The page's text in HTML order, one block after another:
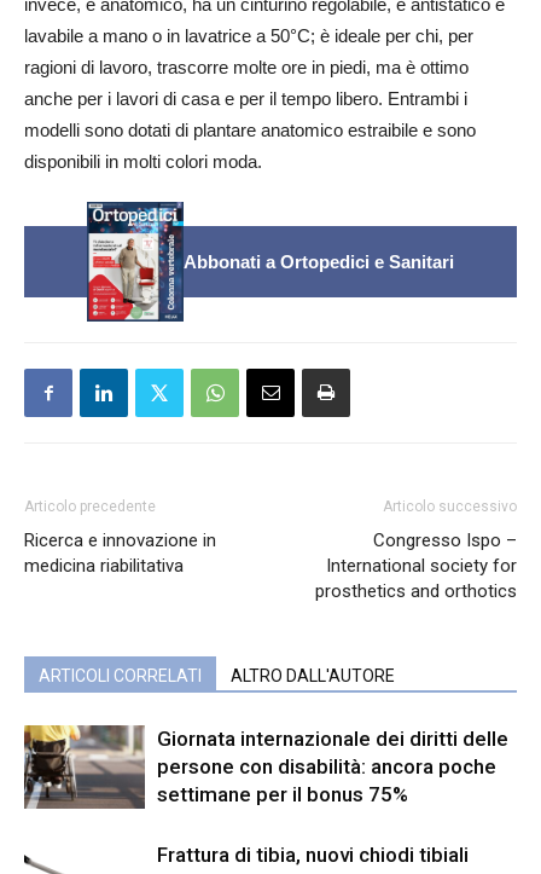
invece, è anatomico, ha un cinturino regolabile, è antistatico e
lavabile a mano o in lavatrice a 50°C; è ideale per chi, per
ragioni di lavoro, trascorre molte ore in piedi, ma è ottimo
anche per i lavori di casa e per il tempo libero. Entrambi i
modelli sono dotati di plantare anatomico estraibile e sono
disponibili in molti colori moda.
Abbonati a Ortopedici e Sanitari
Articolo precedente
Ricerca e innovazione in
medicina riabilitativa
Articolo successivo
Congresso Ispo –
International society for
prosthetics and orthotics
ARTICOLI CORRELATI ALTRO DALL'AUTORE
Giornata internazionale dei diritti delle
persone con disabilità: ancora poche
settimane per il bonus 75%
Frattura di tibia, nuovi chiodi tibiali